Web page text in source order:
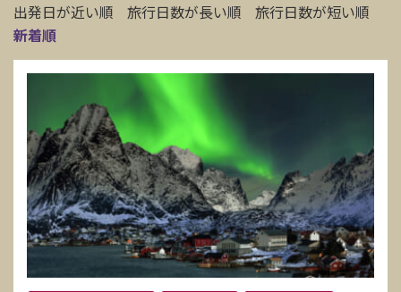
出発日が近い順
旅行日数が長い順
旅行日数が短い順
新着順